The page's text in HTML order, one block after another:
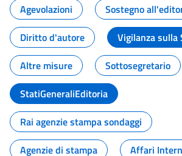
Agevolazioni
Sostegno
Diritto d'autore
Vigilanza sulla
Altre misure
Sottosegretario
StatiGeneraliEditoria
Rai agenzie stampa sondaggi
Agenzie di stampa
Affari